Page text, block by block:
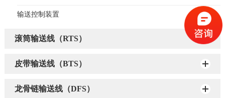
输送控制装置
滚筒输送线（RTS）
皮带输送线（BTS）
龙骨链输送线（DFS）